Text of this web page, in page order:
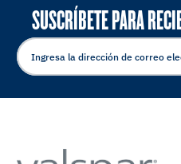
SUSCRÍBETE PARA